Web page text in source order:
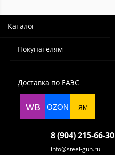
Каталог
Покупателям
Доставка по ЕАЭС
WB OZON ЯМ
8 (904) 215-66-30
info@steel-gun.ru